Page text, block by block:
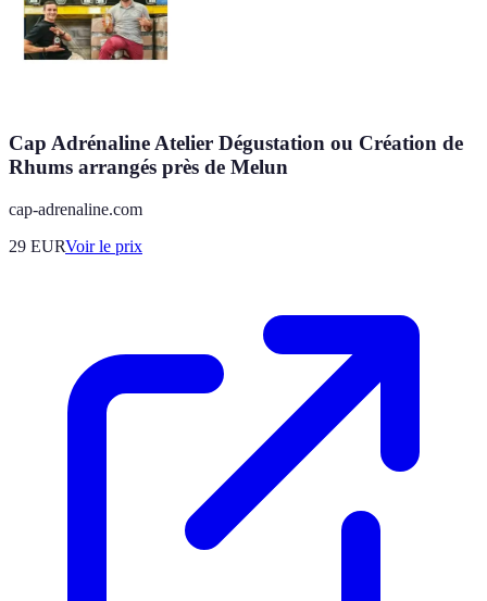
Cap Adrénaline Atelier Dégustation ou Création de
Rhums arrangés près de Melun
cap-adrenaline.com
29 EURVoir le prix